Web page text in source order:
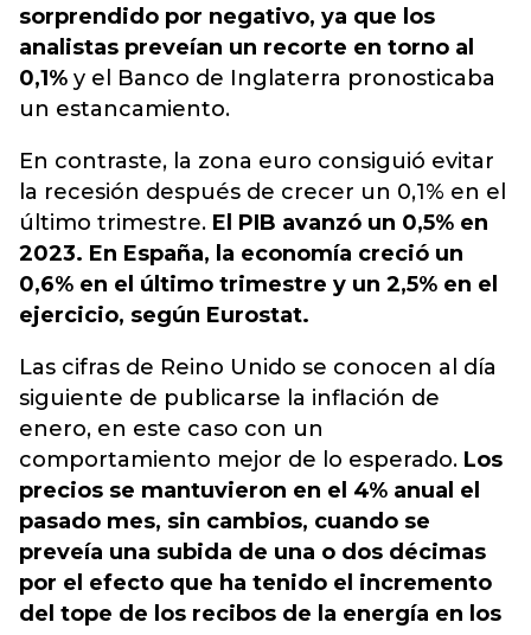
sorprendido por negativo, ya que los
analistas preveían un recorte en torno al
0,1% y el Banco de Inglaterra pronosticaba
un estancamiento.
En contraste, la zona euro consiguió evitar
la recesión después de crecer un 0,1% en el
último trimestre. El PIB avanzó un 0,5% en
2023. En España, la economía creció un
0,6% en el último trimestre y un 2,5% en el
ejercicio, según Eurostat.
Las cifras de Reino Unido se conocen al día
siguiente de publicarse la inflación de
enero, en este caso con un
comportamiento mejor de lo esperado. Los
precios se mantuvieron en el 4% anual el
pasado mes, sin cambios, cuando se
preveía una subida de una o dos décimas
por el efecto que ha tenido el incremento
del tope de los recibos de la energía en los